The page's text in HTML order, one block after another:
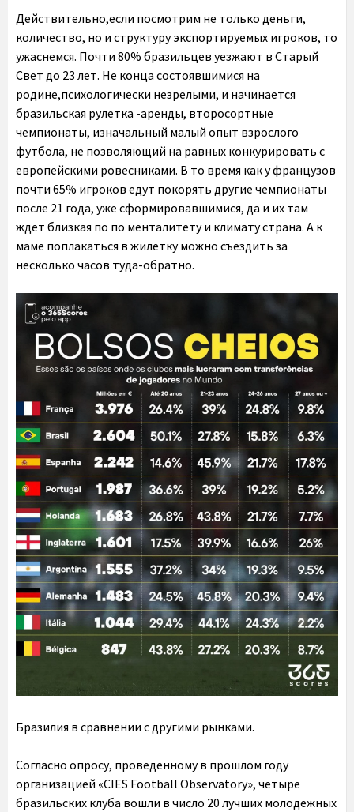
Действительно,если посмотрим не только деньги,
количество, но и структуру экспортируемых игроков, то
ужаснемся. Почти 80% бразильцев уезжают в Старый
Свет до 23 лет. Не конца состоявшимися на
родине,психологически незрелыми, и начинается
бразильская рулетка -аренды, второсортные
чемпионаты, изначальный малый опыт взрослого
футбола, не позволяющий на равных конкурировать с
европейскими ровесниками. В то время как у французов
почти 65% игроков едут покорять другие чемпионаты
после 21 года, уже сформировавшимися, да и их там
ждет близкая по по менталитету и климату страна. А к
маме поплакаться в жилетку можно съездить за
несколько часов туда-обратно.
Бразилия в сравнении с другими рынками.
Согласно опросу, проведенному в прошлом году
организацией «CIES Football Observatory», четыре
бразильских клуба вошли в число 20 лучших молодежных